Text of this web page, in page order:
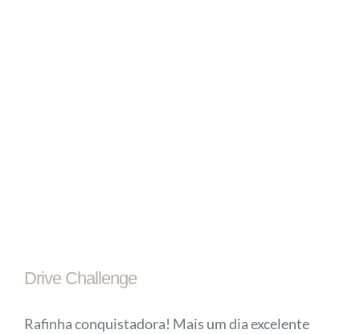
Drive Challenge
Rafinha conquistadora! Mais um dia excelente